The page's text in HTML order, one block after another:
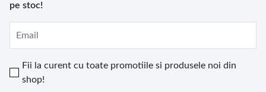
pe stoc!
Email
Fii la curent cu toate promotiile si produsele noi din
shop!